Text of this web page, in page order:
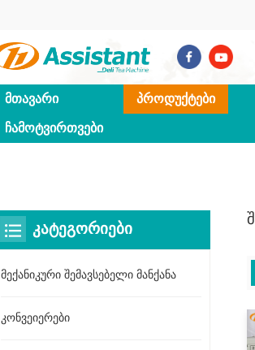
ᲛᲗᲐᲕᲐᲠᲘ ᲞᲠᲝᲓᲣᲥᲢᲔᲑᲘ
ᲩᲐᲛᲝᲢᲕᲘᲠᲗᲕᲔᲑᲘ
ᲙᲐᲢᲔᲒᲝᲠᲘᲔᲑᲘ
მექანიკური შემავსებელი მანქანა
კონვეიერები